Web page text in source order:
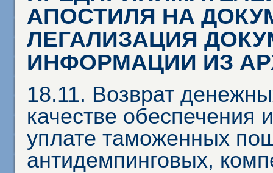
АПОСТИЛЯ НА
ЛЕГАЛИЗАЦИЯ
ИНФОРМАЦИИ ИЗ
18.11. Возврат
качестве обеспечения
уплате таможенных
антидемпинговых,